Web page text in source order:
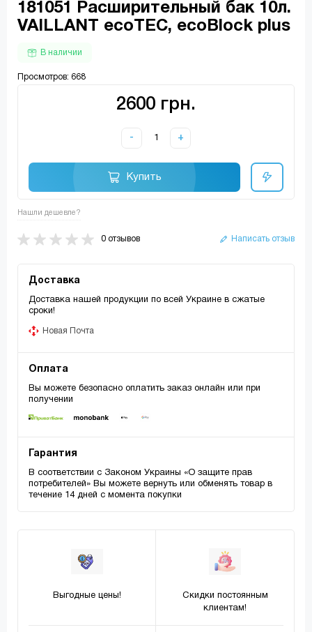
181051 Расширительный бак 10л.
VAILLANT ecoTEC, ecoBlock plus
В наличии
Просмотров: 668
2600 грн.
- +
Купить
Нашли дешевле?
0 отзывов Написать отзыв
Доставка
Доставка нашей продукции по всей Украине в сжатые
сроки!
Новая Почта
Оплата
Вы можете безопасно оплатить заказ онлайн или при
получении
Гарантия
В соответствии с Законом Украины «О защите прав
потребителей» Вы можете вернуть или обменять товар в
течение 14 дней с момента покупки
Выгодные цены!
Скидки постоянным
клиентам!